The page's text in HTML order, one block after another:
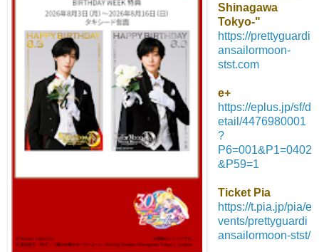
Shinagawa
Tokyo-"
https://prettyguardi
ansailormoon-
stst.com
e+
https://eplus.jp/sf/d
etail/4476980001
?
P6=001&P1=0402
&P59=1
Ticket Pia
https://t.pia.jp/pia/e
vents/prettyguardi
ansailormoon-stst/